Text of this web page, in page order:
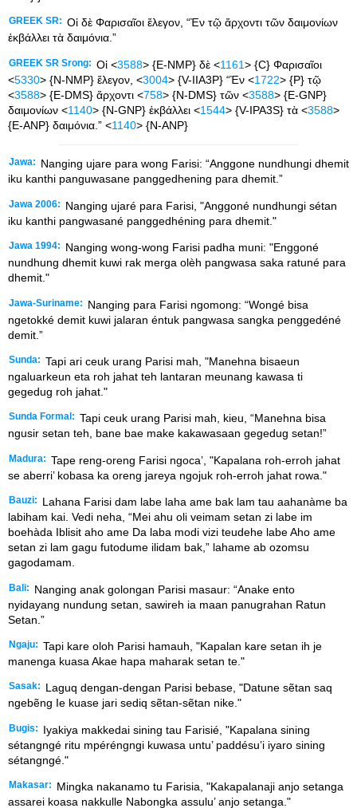
GREEK SR: Οἱ δὲ Φαρισαῖοι ἔλεγον, “Ἐν τῷ ἄρχοντι τῶν δαιμονίων
ἐκβάλλει τὰ δαιμόνια.”
GREEK SR Srong: Οἱ <3588> {E-NMP} δὲ <1161> {C} Φαρισαῖοι
<5330> {N-NMP} ἔλεγον, <3004> {V-IIA3P} “Ἐν <1722> {P} τῷ
<3588> {E-DMS} ἄρχοντι <758> {N-DMS} τῶν <3588> {E-GNP}
δαιμονίων <1140> {N-GNP} ἐκβάλλει <1544> {V-IPA3S} τὰ <3588>
{E-ANP} δαιμόνια.” <1140> {N-ANP}
Jawa:
Nanging ujare para wong Farisi: “Anggone nundhungi dhemit
iku kanthi panguwasane panggedhening para dhemit.”
Jawa 2006:
Nanging ujaré para Farisi, "Anggoné nundhungi sétan
iku kanthi pangwasané panggedhéning para dhemit."
Jawa 1994:
Nanging wong-wong Farisi padha muni: "Enggoné
nundhung dhemit kuwi rak merga olèh pangwasa saka ratuné para
dhemit."
Jawa-Suriname:
Nanging para Farisi ngomong: “Wongé bisa
ngetokké demit kuwi jalaran éntuk pangwasa sangka penggedéné
demit.”
Sunda: Tapi ari ceuk urang Parisi mah, "Manehna bisaeun
ngaluarkeun eta roh jahat teh lantaran meunang kawasa ti
gegedug roh jahat."
Sunda Formal: Tapi ceuk urang Parisi mah, kieu, “Manehna bisa
ngusir setan teh, bane bae make kakawasaan gegedug setan!”
Madura: Tape reng-oreng Farisi ngoca’, "Kapalana roh-erroh jahat
se aberri’ kobasa ka oreng jareya ngojuk roh-erroh jahat rowa."
Bauzi:
Lahana Farisi dam labe laha ame bak lam tau aahanàme ba
labiham kai. Vedi neha, “Mei ahu oli veimam setan zi labe im
boehàda Iblisit aho ame Da laba modi vizi teudehe labe Aho ame
setan zi lam gagu futodume ilidam bak,” lahame ab ozomsu
gagodamam.
Bali:
Nanging anak golongan Parisi masaur: “Anake ento
nyidayang nundung setan, sawireh ia maan panugrahan Ratun
Setan.”
Ngaju: Tapi kare oloh Parisi hamauh, "Kapalan kare setan ih je
manenga kuasa Akae hapa maharak setan te."
Sasak:
Laguq dengan-dengan Parisi bebase, "Datune sẽtan saq
ngebẽng Ie kuase jari sediq sẽtan-sẽtan nike."
Bugis:
Iyakiya makkedai sining tau Farisié, "Kapalana sining
sétangngé ritu mpéréngngi kuwasa untu’ paddésu’i iyaro sining
sétangngé."
Makasar:
Mingka nakanamo tu Farisia, "Kakapalanaji anjo setanga
assarei koasa nakkulle Nabongka assulu’ anjo setanga."